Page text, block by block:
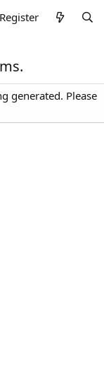
Register
generated. Please